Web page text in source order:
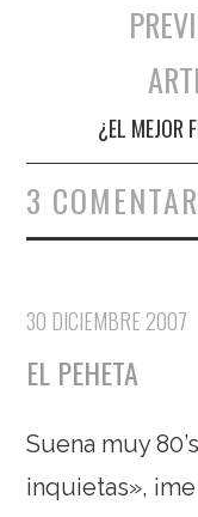
Navegación
¿EL MEJOR
3
30 DICIEMBRE 2007
EL PEHETA
Suena muy
inquietas»,